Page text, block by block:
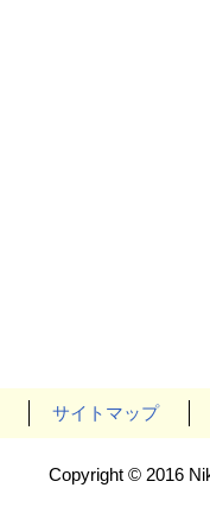
サイトマップ
Copyright © 2016